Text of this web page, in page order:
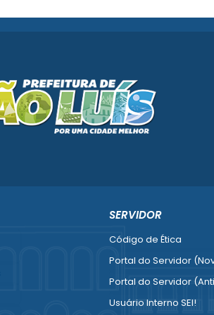
SERVIDOR
Código de Ética
Portal do Servidor
Portal do Servidor
Usuário Interno SEI!